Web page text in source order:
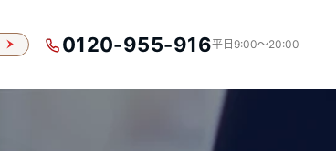
0120-955-916平日9:00〜20:00